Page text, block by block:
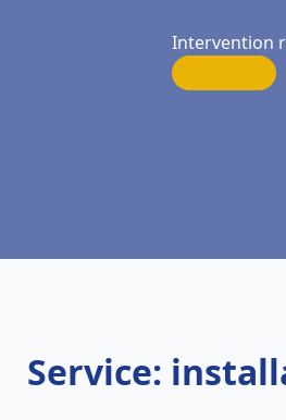
Intervention
Service: